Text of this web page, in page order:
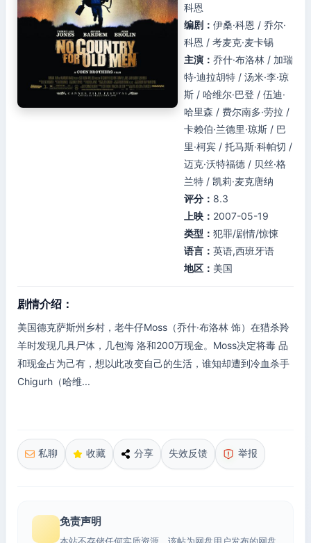
科恩
编剧： 伊桑·科恩 / 乔尔·
科恩 / 考麦克·麦卡锡
主演： 乔什·布洛林 / 加瑞
特·迪拉胡特 / 汤米·李·琼
斯 / 哈维尔·巴登 / 伍迪·
哈里森 / 费尔南多·劳拉 /
卡赖伯·兰德里·琼斯 / 巴
里·柯宾 / 托马斯·科帕切 /
迈克·沃特福德 / 贝丝·格
兰特 / 凯莉·麦克唐纳
评分： 8.3
上映： 2007-05-19
类型： 犯罪/剧情/惊悚
语言： 英语,西班牙语
地区： 美国
剧情介绍：
美国德克萨斯州乡村，老牛仔Moss（乔什·布洛林 饰）在猎杀羚
羊时发现几具尸体，几包海 洛和200万现金。Moss决定将毒 品
和现金占为己有，想以此改变自己的生活，谁知却遭到冷血杀手
Chigurh（哈维...
私聊 收藏 分享 失效反馈 举报
免责声明